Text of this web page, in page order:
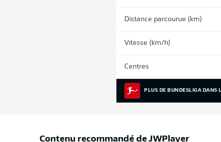
Distance parcourue (km)
Vitesse (km/h)
Centres
PLUS DE BUNDESLIGA DANS
Contenu recommandé deJWPlayer